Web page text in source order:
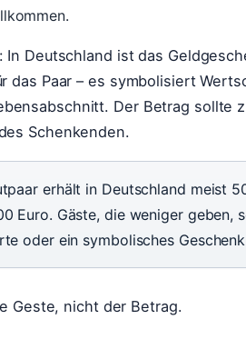
In Deutschland ist das
das Paar – es symbolisiert
Der Betrag sollte
Schenkenden.
erhält in Deutschland meist
Euro. Gäste, die weniger geben,
oder ein symbolisches
Geste, nicht der Betrag.